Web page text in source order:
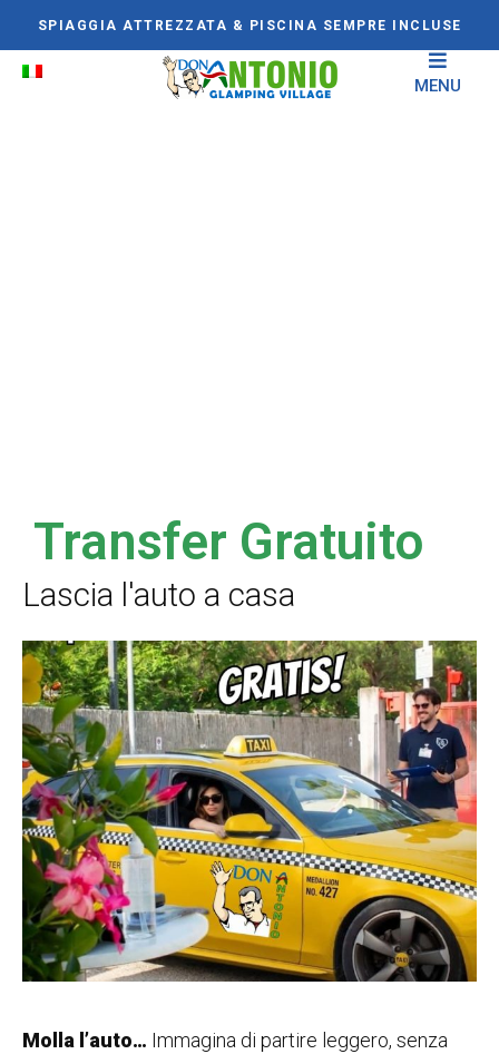
SPIAGGIA ATTREZZATA & PISCINA SEMPRE INCLUSE
MENU
Molla l’auto… Immagina di partire leggero, senza
Transfer Gratuito
Lascia l'auto a casa